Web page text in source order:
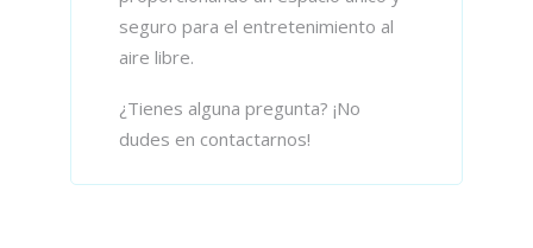
seguro para el entretenimiento al
aire libre.
¿Tienes alguna pregunta? ¡No
dudes en contactarnos!